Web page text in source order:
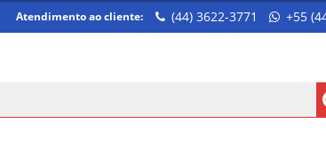
Atendimento ao cliente: (44) 3622-3771 +55